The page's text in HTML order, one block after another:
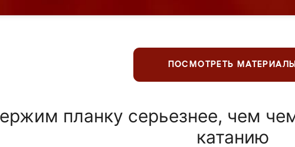
ПОСМОТРЕТЬ МАТЕРИАЛЫ
планку серьезнее, чем
катанию